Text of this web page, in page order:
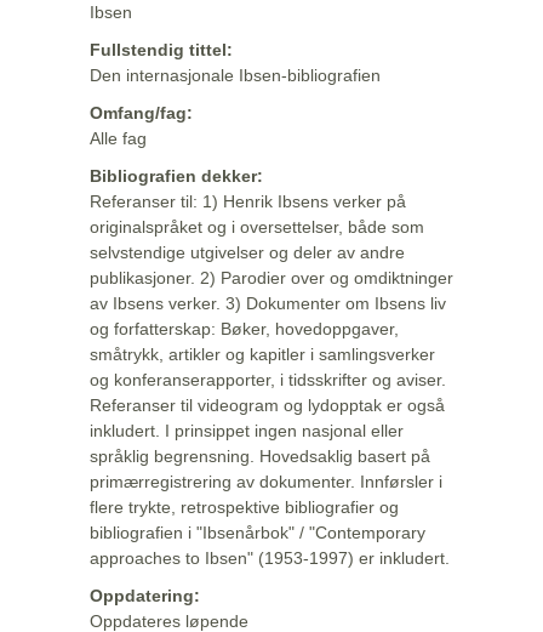
Ibsen
Fullstendig tittel:
Den internasjonale Ibsen-bibliografien
Omfang/fag:
Alle fag
Bibliografien dekker:
Referanser til: 1) Henrik Ibsens verker på
originalspråket og i oversettelser, både som
selvstendige utgivelser og deler av andre
publikasjoner. 2) Parodier over og omdiktninger
av Ibsens verker. 3) Dokumenter om Ibsens liv
og forfatterskap: Bøker, hovedoppgaver,
småtrykk, artikler og kapitler i samlingsverker
og konferanserapporter, i tidsskrifter og aviser.
Referanser til videogram og lydopptak er også
inkludert. I prinsippet ingen nasjonal eller
språklig begrensning. Hovedsaklig basert på
primærregistrering av dokumenter. Innførsler i
flere trykte, retrospektive bibliografier og
bibliografien i "Ibsenårbok" / "Contemporary
approaches to Ibsen" (1953-1997) er inkludert.
Oppdatering:
Oppdateres løpende